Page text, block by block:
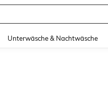
Unterwäsche & Nachtwäsche